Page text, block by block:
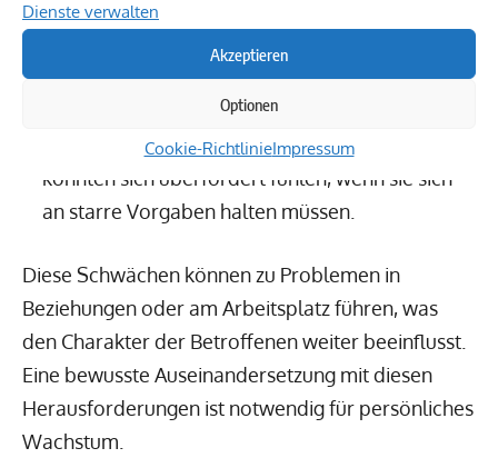
Dienste verwalten
Akzeptieren
Optionen
Cookie-RichtlinieImpressum
Stressanfälligkeit:Hektik und Druck führen oft
zu innerer Unruhe und Schwierigkeiten bei der
Schwierigkeiten mit langfristiger Planung:
könnten sich überfordert fühlen, wenn sie sich
an starre Vorgaben halten müssen.
Diese Schwächen können zu Problemen in
Beziehungen oder am Arbeitsplatz führen, was
den Charakter der Betroffenen weiter beeinflusst.
Eine bewusste Auseinandersetzung mit diesen
Herausforderungen ist notwendig für persönliches
Wachstum.